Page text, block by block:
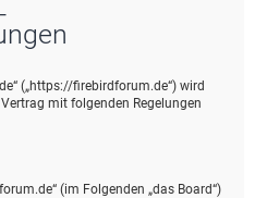
(„https://firebirdforum.de“) wird
mit folgenden Regelungen
(im Folgenden „das Board“)